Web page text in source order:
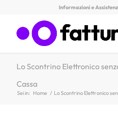
Informazioni e
Lo Scontrino Elettronico
Cassa
Sei in: Home / Lo Scontrino Elettronico